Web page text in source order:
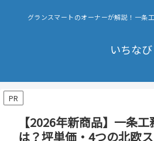
グランスマートのオーナーが解説！一条
いちなび
PR
【2026年新商品】一条
は？坪単価・4つの北欧